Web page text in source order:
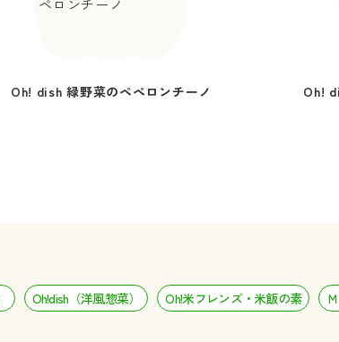
Oh! dish 緑野菜のペペロンチーノ Oh!
Oh!dish（洋風惣菜） Oh!米フレンズ・米飯の素